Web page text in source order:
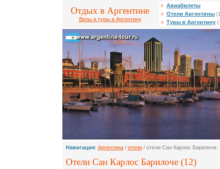
Отдых в Аргентине
Визы и туры в Аргентину
Авиабилеты
Отели Аргентины
Туры в Аргентину
Навигация: Аргентина / отели / отели Сан Карлос Барилоче
Отели Сан Карлос Барилоче (12)